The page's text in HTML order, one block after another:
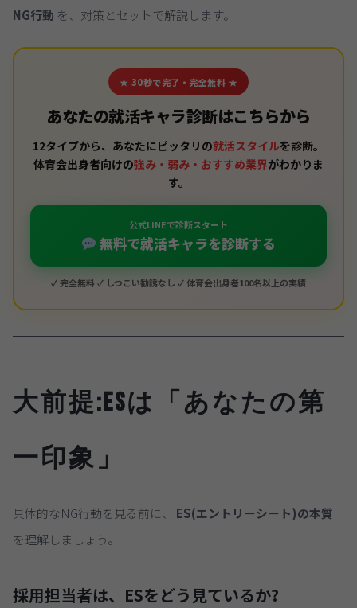
NG行動 を、対策とセットで解説します。
★ 30秒で完了・完全無料 ★
あなたの就活キャラ診断はこちらから
12タイプから、あなたにピッタリの就活スタイルを診断。
体育会出身者向けの強み・弱み・おすすめ業界がわかりま
す。
公式LINEで診断スタート
無料で就活キャラを診断する
✓ 完全無料 ✓ しつこい勧誘なし ✓ 体育会出身者100名以上の実績
大前提:ESは「あなたの第
一印象」
具体的なNG行動を見る前に、 ES(エントリーシート)の本質
を理解しましょう。
採用担当者は、ESをどう見ているか?